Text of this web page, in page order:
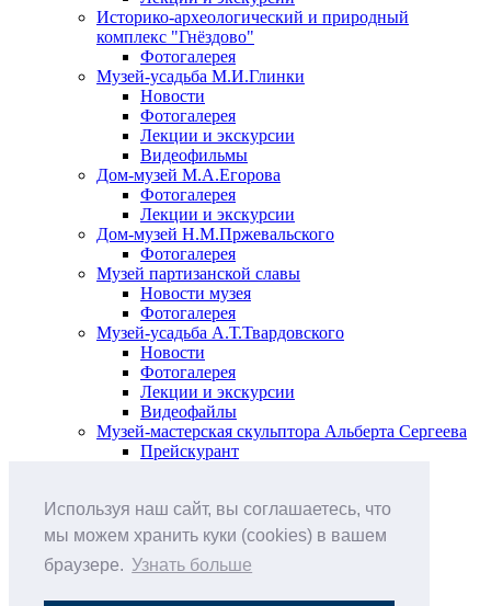
Используя наш сайт, вы соглашаетесь, что
мы можем хранить куки (cookies) в вашем
браузере. Узнать больше
Историко-археологический и природный
комплекс "Гнёздово"
Фотогалерея
Музей-усадьба М.И.Глинки
Новости
Фотогалерея
Лекции и экскурсии
Видеофильмы
Дом-музей М.А.Егорова
Фотогалерея
Лекции и экскурсии
Дом-музей Н.М.Пржевальского
Фотогалерея
Музей партизанской славы
Новости музея
Фотогалерея
Музей-усадьба А.Т.Твардовского
Новости
Фотогалерея
Лекции и экскурсии
Видеофайлы
Музей-мастерская скульптора Альберта Сергеева
Прейскурант
Анонс мероприятий
Виртуальные выставки
О музее